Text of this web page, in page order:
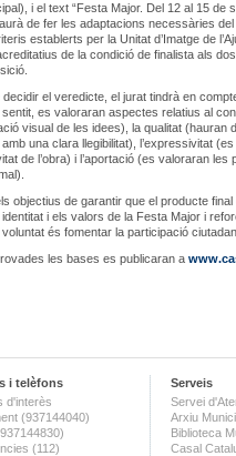
i el text “Festa Major. Del 12 al 15 de
de fer les adaptacions necessàries
establerts per la Unitat d’Imatge de
de la condició de finalista als
decidir el veredicte, el jurat tindrà en
es valoraran aspectes relatius al
visual de les idees), la qualitat
una clara llegibilitat), l’expressivitat
de l’obra) i l’aportació (es valoraran
objectius de garantir que el producte
i els valors de la Festa Major i
és fomentar la participació
les bases es publicaran a
i telèfons
d'interès
(937144040)
(112)
Serveis
Servei
Arxiu
Biblioteca
Casal